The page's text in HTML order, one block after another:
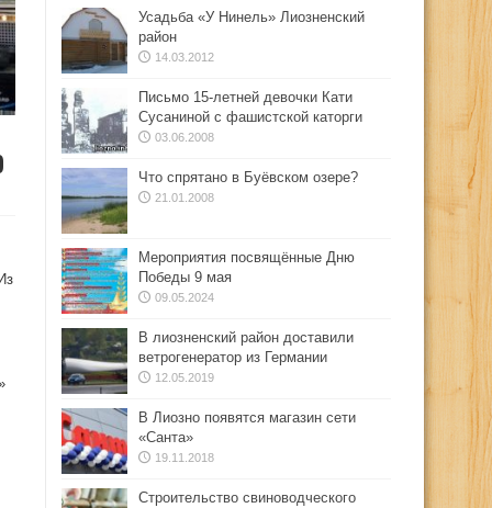
Усадьба «У Нинель» Лиозненский
район
14.03.2012
Письмо 15-летней девочки Кати
Сусаниной с фашистской каторги
03.06.2008
Что спрятано в Буёвском озере?
21.01.2008
Мероприятия посвящённые Дню
Победы 9 мая
09.05.2024
В лиозненский район доставили
ветрогенератор из Германии
12.05.2019
В Лиозно появятся магазин сети
«Санта»
19.11.2018
Строительство свиноводческого